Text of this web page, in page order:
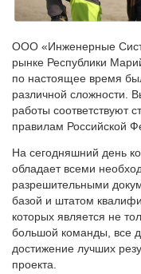
ООО «Инженерные
рынке Республики
по настоящее время
различной сложности.
работы соответствуют
правилам Российской
На сегодняшний день
обладает всеми
разрешительными
базой и штатом
которых является не
большой команды, все
достижение лучших
проекта.